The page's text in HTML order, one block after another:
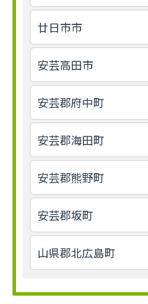
廿日市市
安芸高田市
安芸郡府中町
安芸郡海田町
安芸郡熊野町
安芸郡坂町
山県郡北広島町